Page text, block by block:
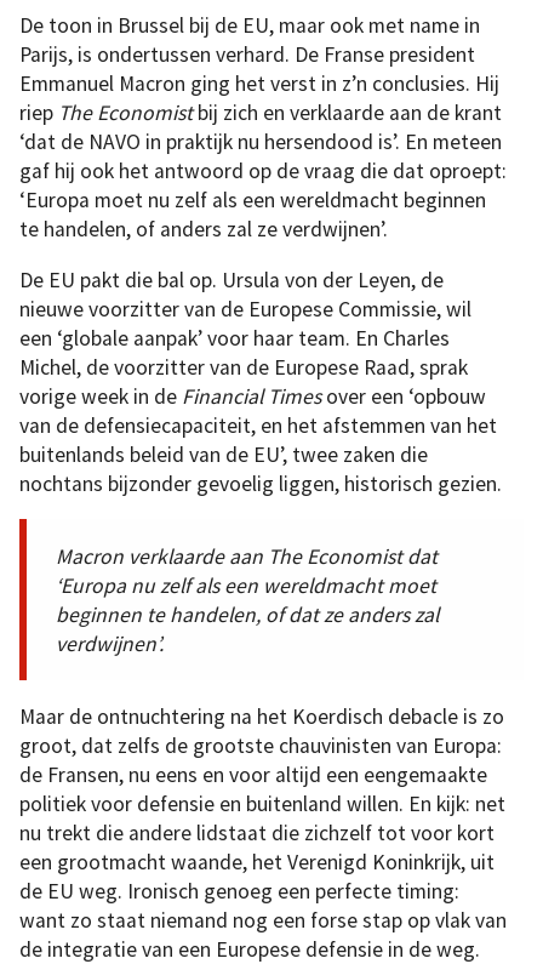
De toon in Brussel bij de EU, maar ook met name in
Parijs, is ondertussen verhard. De Franse president
Emmanuel Macron ging het verst in z’n conclusies. Hij
riep The Economistbij zich en verklaarde aan de krant
‘dat de NAVO in praktijk nu hersendood is’. En meteen
gaf hij ook het antwoord op de vraag die dat oproept:
‘Europa moet nu zelf als een wereldmacht beginnen
te handelen, of anders zal ze verdwijnen’.
De EU pakt die bal op. Ursula von der Leyen, de
nieuwe voorzitter van de Europese Commissie, wil
een ‘globale aanpak’ voor haar team. En Charles
Michel, de voorzitter van de Europese Raad, sprak
vorige week in de Financial Timesover een ‘opbouw
van de defensiecapaciteit, en het afstemmen van het
buitenlands beleid van de EU’, twee zaken die
nochtans bijzonder gevoelig liggen, historisch gezien.
Macron verklaarde aan The Economistdat
‘Europa nu zelf als een wereldmacht moet
beginnen te handelen, of dat ze anders zal
verdwijnen’.
Maar de ontnuchtering na het Koerdisch debacle is zo
groot, dat zelfs de grootste chauvinisten van Europa:
de Fransen, nu eens en voor altijd een eengemaakte
politiek voor defensie en buitenland willen. En kijk: net
nu trekt die andere lidstaat die zichzelf tot voor kort
een grootmacht waande, het Verenigd Koninkrijk, uit
de EU weg. Ironisch genoeg een perfecte timing:
want zo staat niemand nog een forse stap op vlak van
de integratie van een Europese defensie in de weg.